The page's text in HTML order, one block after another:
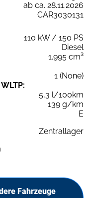
ab ca. 28.11.2026
CAR3030131
110 kW / 150 PS
Diesel
1.995 cm³
1 (None)
5,3 l/100km
139 g/km
E
Zentrallager
Fahrzeuge